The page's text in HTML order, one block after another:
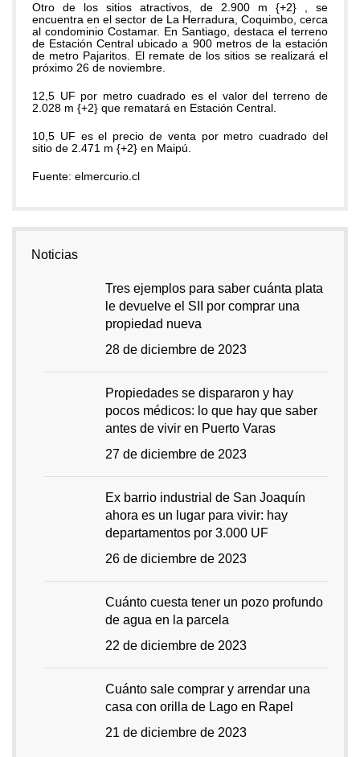
Otro de los sitios atractivos, de 2.900 m {+2} , se
encuentra en el sector de La Herradura, Coquimbo, cerca
al condominio Costamar. En Santiago, destaca el terreno
de Estación Central ubicado a 900 metros de la estación
de metro Pajaritos. El remate de los sitios se realizará el
próximo 26 de noviembre.
12,5 UF por metro cuadrado es el valor del terreno de
2.028 m {+2} que rematará en Estación Central.
10,5 UF es el precio de venta por metro cuadrado del
sitio de 2.471 m {+2} en Maipú.
Fuente: elmercurio.cl
Noticias
Tres ejemplos para saber cuánta plata
le devuelve el SII por comprar una
propiedad nueva
28 de diciembre de 2023
Propiedades se dispararon y hay
pocos médicos: lo que hay que saber
antes de vivir en Puerto Varas
27 de diciembre de 2023
Ex barrio industrial de San Joaquín
ahora es un lugar para vivir: hay
departamentos por 3.000 UF
26 de diciembre de 2023
Cuánto cuesta tener un pozo profundo
de agua en la parcela
22 de diciembre de 2023
Cuánto sale comprar y arrendar una
casa con orilla de Lago en Rapel
21 de diciembre de 2023